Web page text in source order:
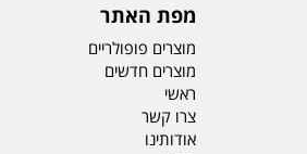
מפת האתר
מוצרים פופולריים
מוצרים חדשים
ראשי
צרו קשר
אודותינו